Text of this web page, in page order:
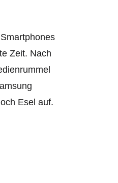
Zeit. Nach
Esel auf.